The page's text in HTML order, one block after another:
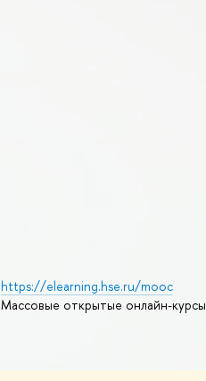
https://elearning.hse.ru/mooc
Массовые открытые онлайн-курсы